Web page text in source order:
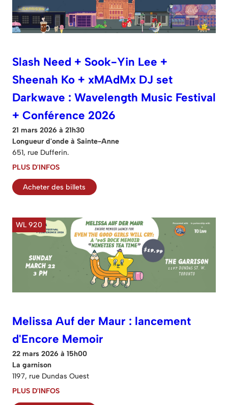
Slash Need + Sook-Yin Lee +
Sheenah Ko + xMAdMx DJ set
Darkwave : Wavelength Music Festival
+ Conférence 2026
21 mars 2026 à 21h30
Longueur d'onde à Sainte-Anne
651, rue Dufferin.
PLUS D'INFOS
Acheter des billets
WL 920
Melissa Auf der Maur : lancement
d'Encore Memoir
22 mars 2026 à 15h00
La garnison
1197, rue Dundas Ouest
PLUS D'INFOS